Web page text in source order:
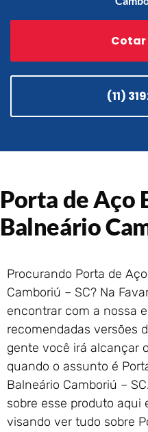
(11)
Porta de Aço
Balneário
Procurando Porta de
Camboriú – SC? Na
encontrar com a nossa
recomendadas versões
gente você irá alcançar
quando o assunto é
Balneário Camboriú –
sobre esse produto aqui
visando ver tudo sobre